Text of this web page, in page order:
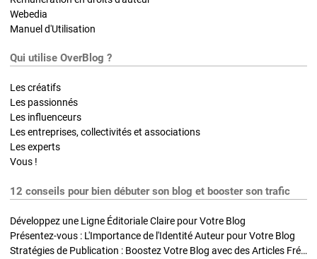
Webedia
Manuel d'Utilisation
Qui utilise OverBlog ?
Les créatifs
Les passionnés
Les influenceurs
Les entreprises, collectivités et associations
Les experts
Vous !
12 conseils pour bien débuter son blog et booster son trafic
Développez une Ligne Éditoriale Claire pour Votre Blog
Présentez-vous : L'Importance de l'Identité Auteur pour Votre Blog
Stratégies de Publication : Boostez Votre Blog avec des Articles Fréquents et Exclusifs